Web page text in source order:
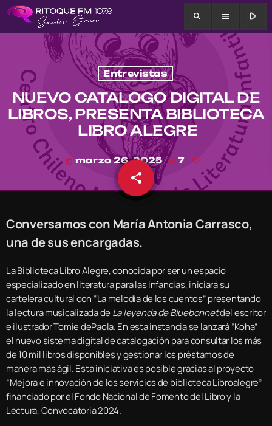
search menu play_arrow
Entrevistas
NUEVO CATALOGO DIGITAL DE
LIBROS, PRESENTA BIBLIOTECA
LIBRO ALEGRE
today marzo 26, 2025 7
share
email
Conversamos con María Antonia Carrasco,
una de sus encargadas.
La Biblioteca Libro Alegre, conocida por ser un espacio
especializado en literatura para las infancias, iniciará su
cartelera cultural con “La melodía de los cuentos” presentando
la lectura musicalizada de La leyenda de Bluebonnetdel escritor
e ilustrador Tomie dePaola. En esta instancia se lanzará “Koha”
el nuevo sistema digital de catalogación para consultar los más
de 10 mil libros disponibles y gestionar los préstamos de
manera más ágil. Esta iniciativa es posible gracias al proyecto
“Mejora e innovación de los servicios de biblioteca Libroalegre”
financiado por el Fondo Nacional de Fomento del Libro y la
Lectura, Convocatoria 2024.